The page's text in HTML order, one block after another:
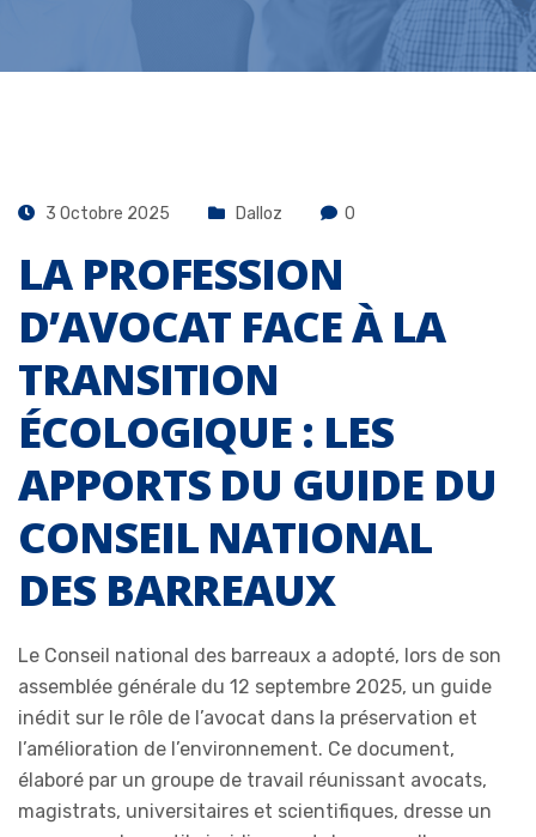
3 Octobre 2025 Dalloz 0
LA PROFESSION
D’AVOCAT FACE À LA
TRANSITION
ÉCOLOGIQUE : LES
APPORTS DU GUIDE DU
CONSEIL NATIONAL
DES BARREAUX
Le Conseil national des barreaux a adopté, lors de son
assemblée générale du 12 septembre 2025, un guide
inédit sur le rôle de l’avocat dans la préservation et
l’amélioration de l’environnement. Ce document,
élaboré par un groupe de travail réunissant avocats,
magistrats, universitaires et scientifiques, dresse un